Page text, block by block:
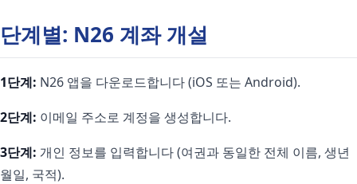
단계별: N26 계좌 개설
1단계: N26 앱을 다운로드합니다 (iOS 또는 Android).
2단계: 이메일 주소로 계정을 생성합니다.
3단계: 개인 정보를 입력합니다 (여권과 동일한 전체 이름, 생년
월일, 국적).